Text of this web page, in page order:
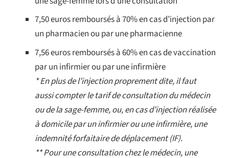
7,50 euros remboursés à 70% en cas d’injection par
un pharmacien ou par une pharmacienne
7,56 euros remboursés à 60% en cas de vaccination
par un infirmier ou par une infirmière
* En plus de l’injection proprement dite, il faut
aussi compter le tarif de consultation du médecin
ou de la sage-femme, ou, en cas d’injection réalisée
à domicile par un infirmier ou une infirmière, une
indemnité forfaitaire de déplacement (IF).
** Pour une consultation chez le médecin, une